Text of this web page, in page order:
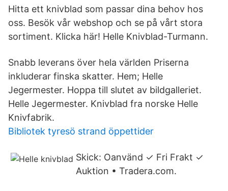
Hitta ett knivblad som passar dina behov hos
oss. Besök vår webshop och se på vårt stora
sortiment. Klicka här! Helle Knivblad-Turmann.
Snabb leverans över hela världen Priserna
inkluderar finska skatter. Hem; Helle
Jegermester. Hoppa till slutet av bildgalleriet.
Helle Jegermester. Knivblad fra norske Helle
Knivfabrik.
Bibliotek tyresö strand öppettider
Skick: Oanvänd ✓ Fri Frakt ✓
Auktion • Tradera.com.